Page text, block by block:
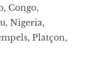
, Congo,
, Nigeria,
, Platçon,